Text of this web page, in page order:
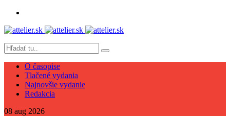
O časopise
Tlačené vydania
Najnovšie vydanie
Redakcia
08 aug 2026